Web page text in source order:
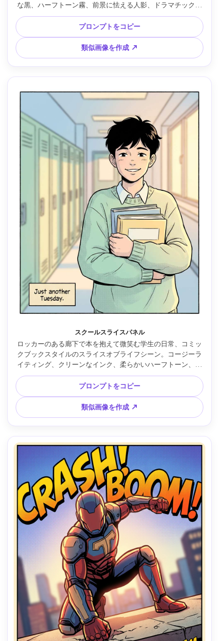
な黒、ハーフトーン霧、前景に怯える人影、ドラマチックな
パース、ざらっとした紙の質感、緊迫した映画ムード、高精
細線画、グラフィックノベルのホラートーン、85mmレン
ズ、浅い被写界深度 --ar 4:5
プロンプトをコピー
類似画像を作成 ↗
スクールスライスパネル
ロッカーのある廊下で本を抱えて微笑む学生の日常、コミッ
クブックスタイルのスライスオブライフシーン。コージーラ
イティング、クリーンなインク、柔らかいハーフトーン、や
さしいパステルパレット、シンプルな背景、パネル枠あり、
小さなキャプションボックス、親しみやすいムード、鮮明な
イラスト品質、85mmレンズ、浅い被写界深度 --ar 4:5
プロンプトをコピー
類似画像を作成 ↗